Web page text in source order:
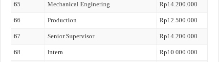
65 Mechanical Enginering Rp14.200.000
66 Production Rp12.500.000
67 Senior Supervisor Rp14.200.000
68 Intern Rp10.000.000